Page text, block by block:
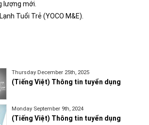
lượng mới.
Tuổi Trẻ (YOCO M&E).
Thursday December 25th, 2025
(Tiếng Việt) Thông tin tuyển dụng
Monday September 9th, 2024
(Tiếng Việt) Thông tin tuyển dụng